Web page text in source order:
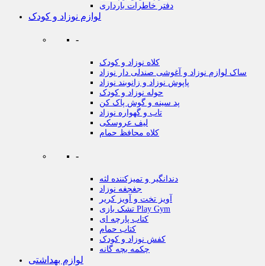
دفتر خاطرات بارداری
لوازم نوزاد و کودک
-
کلاه نوزاد و کودک
ساک لوازم نوزاد و آغوشی صندلی دار نوزاد
پاپوش نوزاد و زانوبند نوزاد
حوله نوزاد و کودک
پد سینه و گوش پاک کن
تاب و گهواره نوزاد
لیف عروسکی
کلاه محافظ حمام
-
دندانگیر و تمیزکننده لثه
جغجغه نوزاد
آویز تخت و آویز کریر
تشک بازی Play Gym
کتاب پارچه ای
کتاب حمام
کفش نوزاد و کودک
چکمه بچه گانه
لوازم بهداشتی